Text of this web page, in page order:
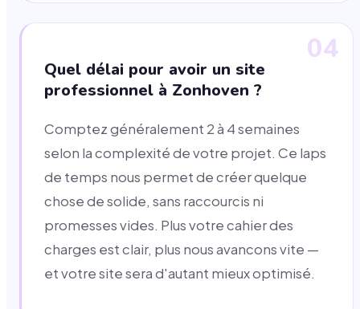
04
Quel délai pour avoir un site
professionnel à Zonhoven ?
Comptez généralement 2 à 4 semaines
selon la complexité de votre projet. Ce laps
de temps nous permet de créer quelque
chose de solide, sans raccourcis ni
promesses vides. Plus votre cahier des
charges est clair, plus nous avancons vite —
et votre site sera d'autant mieux optimisé.